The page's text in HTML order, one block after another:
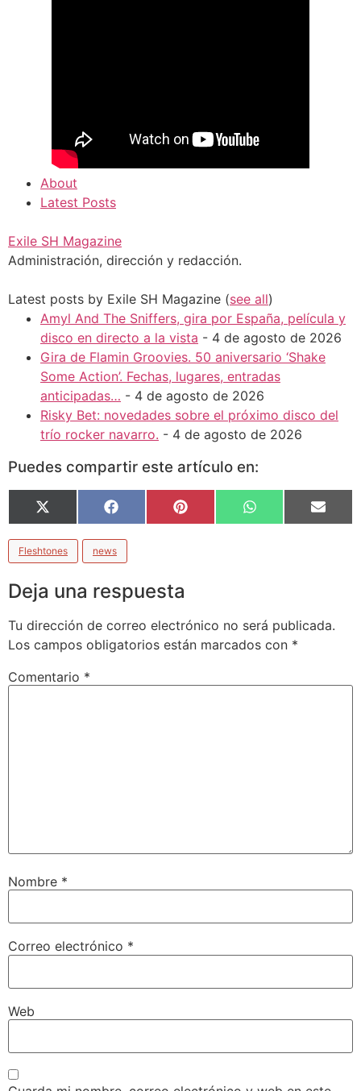
About
Latest Posts
Exile SH Magazine
Administración, dirección y redacción.
Latest posts by Exile SH Magazine (see all)
Amyl And The Sniffers, gira por España, película y
disco en directo a la vista - 4 de agosto de 2026
Gira de Flamin Groovies. 50 aniversario ‘Shake
Some Action’. Fechas, lugares, entradas
anticipadas… - 4 de agosto de 2026
Risky Bet: novedades sobre el próximo disco del
trío rocker navarro. - 4 de agosto de 2026
Puedes compartir este artículo en:
Compartir
en
X
(Twitter)
Compartir
en
Facebook Compartir
en
Pinterest
Compartir
en
WhatsApp
en
Email
Fleshtones news
Deja una respuesta
Tu dirección de correo electrónico no será publicada.
Los campos obligatorios están marcados con *
Comentario *
Nombre *
Correo electrónico *
Web